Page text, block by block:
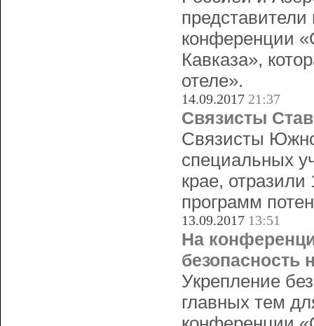
представители
конференции
Кавказа»,
отеле».
14.09.2017 21:37
Связисты
Связисты
специальных
крае, отразили
программ
13.09.2017 13:51
На
безопасность
Укрепление
главных тем